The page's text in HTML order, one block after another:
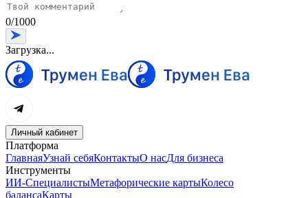
0/1000
Загрузка...
Личный кабинет
Платформа
ГлавнаяУзнай себяКонтактыО насДля бизнеса
Инструменты
ИИ-СпециалистыМетафорические картыКолесо
балансаКарты